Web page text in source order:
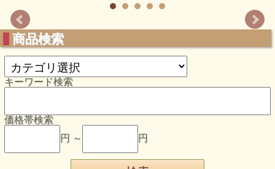
商品検索
キーワード検索
価格帯検索
円 ～
円